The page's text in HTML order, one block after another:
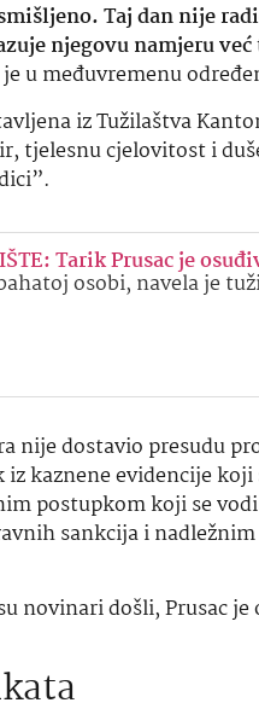
Taj dan nije
njegovu namjeru
u međuvremenu
iz Tužilaštva
tjelesnu cjelovitost i
Tarik Prusac je
osobi, navela je
nije dostavio presudu
kaznene evidencije
postupkom koji se
sankcija i
novinari došli, Prusac